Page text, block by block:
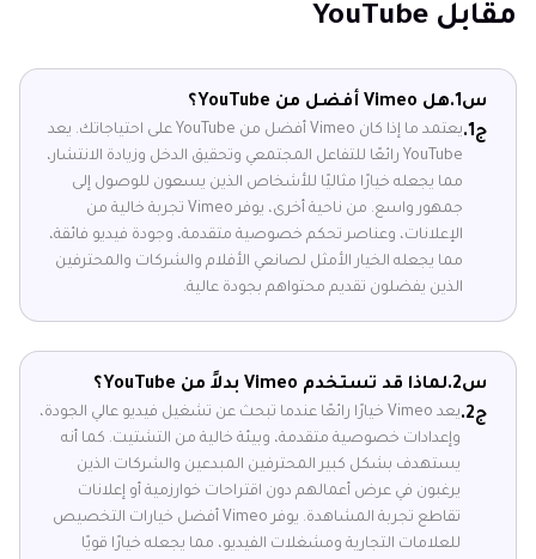
مقابل YouTube
س1.
هل Vimeo أفضل من YouTube؟
ج1.
يعتمد ما إذا كان Vimeo أفضل من YouTube على احتياجاتك. يعد
YouTube رائعًا للتفاعل المجتمعي وتحقيق الدخل وزيادة الانتشار،
مما يجعله خيارًا مثاليًا للأشخاص الذين يسعون للوصول إلى
جمهور واسع. من ناحية أخرى، يوفر Vimeo تجربة خالية من
الإعلانات، وعناصر تحكم خصوصية متقدمة، وجودة فيديو فائقة،
مما يجعله الخيار الأمثل لصانعي الأفلام والشركات والمحترفين
الذين يفضلون تقديم محتواهم بجودة عالية.
س2.
لماذا قد تستخدم Vimeo بدلاً من YouTube؟
ج2.
يعد Vimeo خيارًا رائعًا عندما تبحث عن تشغيل فيديو عالي الجودة،
وإعدادات خصوصية متقدمة، وبيئة خالية من التشتيت. كما أنه
يستهدف بشكل كبير المحترفين المبدعين والشركات الذين
يرغبون في عرض أعمالهم دون اقتراحات خوارزمية أو إعلانات
تقاطع تجربة المشاهدة. يوفر Vimeo أفضل خيارات التخصيص
للعلامات التجارية ومشغلات الفيديو، مما يجعله خيارًا قويًا